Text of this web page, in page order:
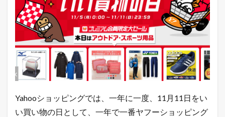
な
い
「
裏
ワ
ザ
」
を
L
E
だ
Yahooショッピングでは、一年に一度、11月11日をい
い買い物の日として、一年で一番ヤフーショッピング